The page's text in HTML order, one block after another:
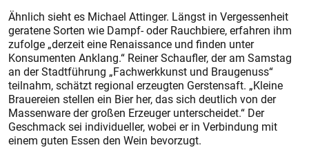
Ähnlich sieht es Michael Attinger. Längst in Vergessenheit
geratene Sorten wie Dampf- oder Rauchbiere, erfahren ihm
zufolge „derzeit eine Renaissance und finden unter
Konsumenten Anklang.“ Reiner Schaufler, der am Samstag
an der Stadtführung „Fachwerkkunst und Braugenuss“
teilnahm, schätzt regional erzeugten Gerstensaft. „Kleine
Brauereien stellen ein Bier her, das sich deutlich von der
Massenware der großen Erzeuger unterscheidet.“ Der
Geschmack sei individueller, wobei er in Verbindung mit
einem guten Essen den Wein bevorzugt.